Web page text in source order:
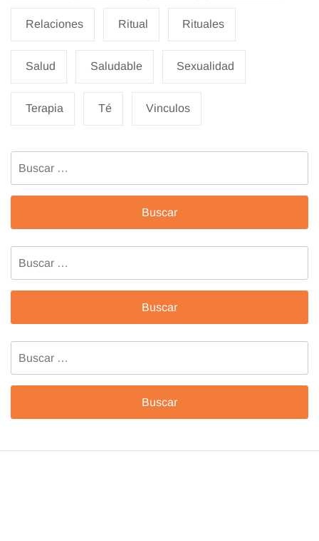
Relaciones Ritual Rituales
Salud Saludable Sexualidad
Terapia Té Vinculos